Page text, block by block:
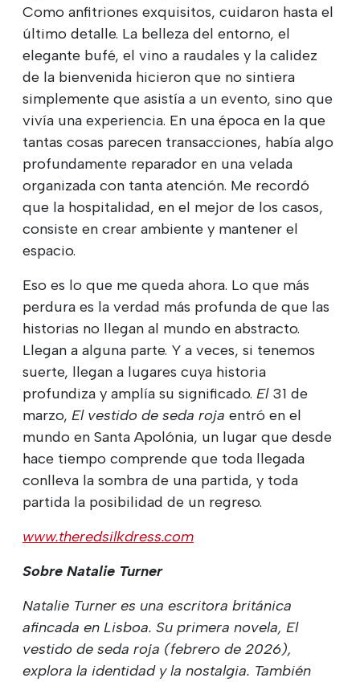
Como anfitriones exquisitos, cuidaron hasta el
último detalle. La belleza del entorno, el
elegante bufé, el vino a raudales y la calidez
de la bienvenida hicieron que no sintiera
simplemente que asistía a un evento, sino que
vivía una experiencia. En una época en la que
tantas cosas parecen transacciones, había algo
profundamente reparador en una velada
organizada con tanta atención. Me recordó
que la hospitalidad, en el mejor de los casos,
consiste en crear ambiente y mantener el
espacio.
Eso es lo que me queda ahora. Lo que más
perdura es la verdad más profunda de que las
historias no llegan al mundo en abstracto.
Llegan a alguna parte. Y a veces, si tenemos
suerte, llegan a lugares cuya historia
profundiza y amplía su significado. El31 de
marzo, El vestido de seda roja entró en el
mundo en Santa Apolónia, un lugar que desde
hace tiempo comprende que toda llegada
conlleva la sombra de una partida, y toda
partida la posibilidad de un regreso.
www.theredsilkdress.com
Sobre Natalie Turner
Natalie Turner es una escritora británica
afincada en Lisboa. Su primera novela, El
vestido de seda roja (febrero de 2026),
explora la identidad y la nostalgia. También